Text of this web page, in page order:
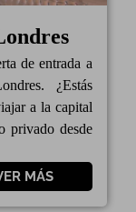
de entrada a
¿Estás
a la capital
privado desde
MÁS